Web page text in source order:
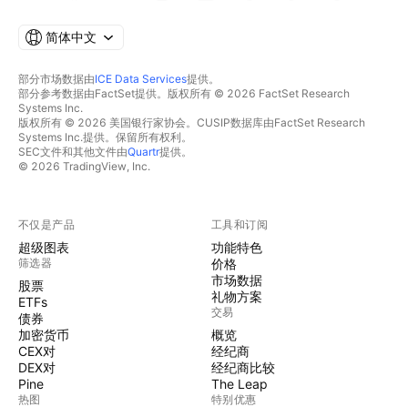
简体中文
部分市场数据由ICE Data Services提供。
部分参考数据由FactSet提供。版权所有 © 2026 FactSet Research
Systems Inc.
版权所有 © 2026 美国银行家协会。CUSIP数据库由FactSet Research
Systems Inc.提供。保留所有权利。
SEC文件和其他文件由Quartr提供。
© 2026 TradingView, Inc.
不仅是产品
超级图表
筛选器
股票
ETFs
债券
加密货币
CEX对
DEX对
Pine
热图
工具和订阅
功能特色
价格
市场数据
礼物方案
交易
概览
经纪商
经纪商比较
The Leap
特别优惠